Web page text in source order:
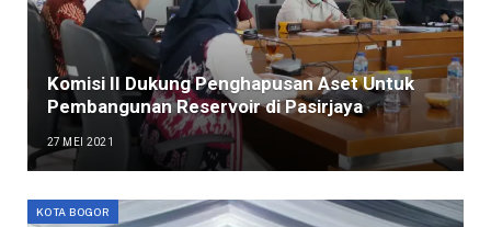
Komisi II Dukung Penghapusan Aset Untuk
Pembangunan Reservoir di Pasirjaya
27 MEI 2021
KOTA BOGOR